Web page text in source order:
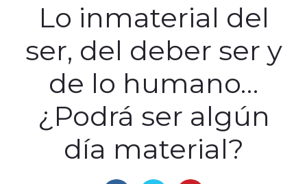
Lo inmaterial del
ser, del deber ser y
de lo humano…
¿Podrá ser algún
día material?